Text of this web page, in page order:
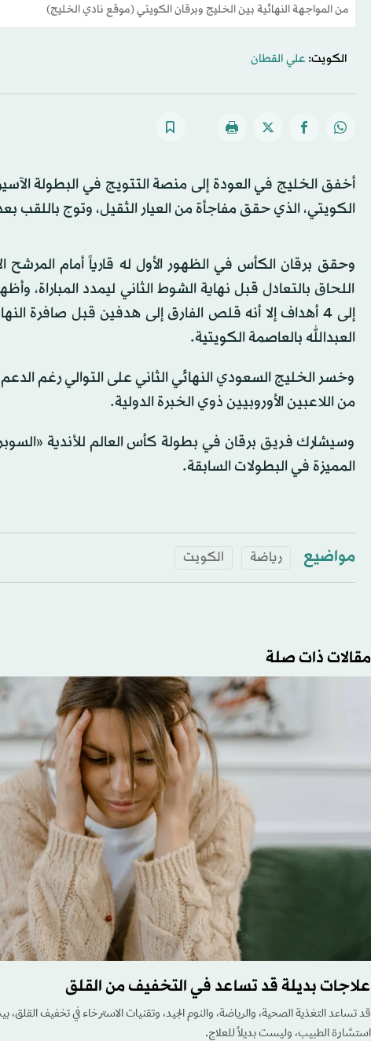
من المواجهة النهائية بين الخليج وبرقان الكويتي (موقع نادي الخليج)
الكويت: علي القطان
أخفق الخليج في العودة إلى منصة التتويج في البطولة
الكويتي، الذي حقق مفاجأة من العيار الثقيل، وتوج باللقب بعد فوزه، بنتيجة «34-32»، في
وحقق برقان الكأس في الظهور الأول له قارياً أمام
اللحاق بالتعادل قبل نهاية الشوط الثاني ليمدد المباراة،
إلى 4 أهداف إلا أنه قلص الفارق إلى هدفين قبل
العبدالله بالعاصمة الكويتية.
وخسر الخليج السعودي النهائي الثاني على التوالي رغم
من اللاعبين الأوروبيين ذوي الخبرة الدولية.
وسيشارك فريق برقان في بطولة كأس العالم للأندية
المميزة في البطولات السابقة.
مواضيع رياضة الكويت
مقالات ذات صلة
علاجات بديلة قد تساعد في التخفيف من القلق
قد تساعد التغذية الصحية، والرياضة، والنوم الجيد، وتقنيات الاسترخاء في تخفيف القلق،
استشارة الطبيب، وليست بديلاً للعلاج.